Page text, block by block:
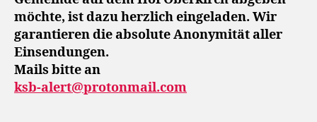
möchte, ist dazu herzlich eingeladen. Wir
garantieren die absolute Anonymität aller
Einsendungen.
Mails bitte an
ksb-alert@protonmail.com